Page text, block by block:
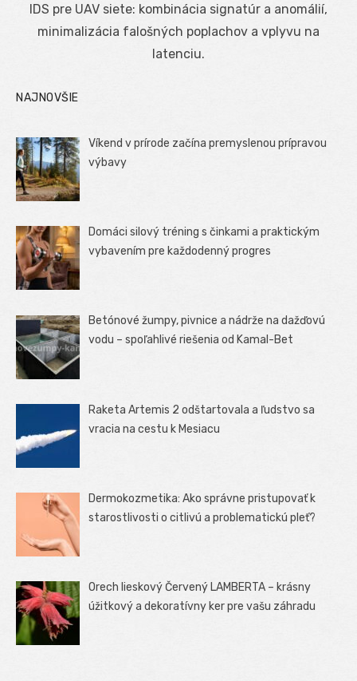
IDS pre UAV siete: kombinácia signatúr a anomálií,
minimalizácia falošných poplachov a vplyvu na
latenciu.
NAJNOVŠIE
Víkend v prírode začína premyslenou prípravou
výbavy
Domáci silový tréning s činkami a praktickým
vybavením pre každodenný progres
Betónové žumpy, pivnice a nádrže na dažďovú
vodu – spoľahlivé riešenia od Kamal-Bet
Raketa Artemis 2 odštartovala a ľudstvo sa
vracia na cestu k Mesiacu
Dermokozmetika: Ako správne pristupovať k
starostlivosti o citlivú a problematickú pleť?
Orech lieskový Červený LAMBERTA – krásny
úžitkový a dekoratívny ker pre vašu záhradu